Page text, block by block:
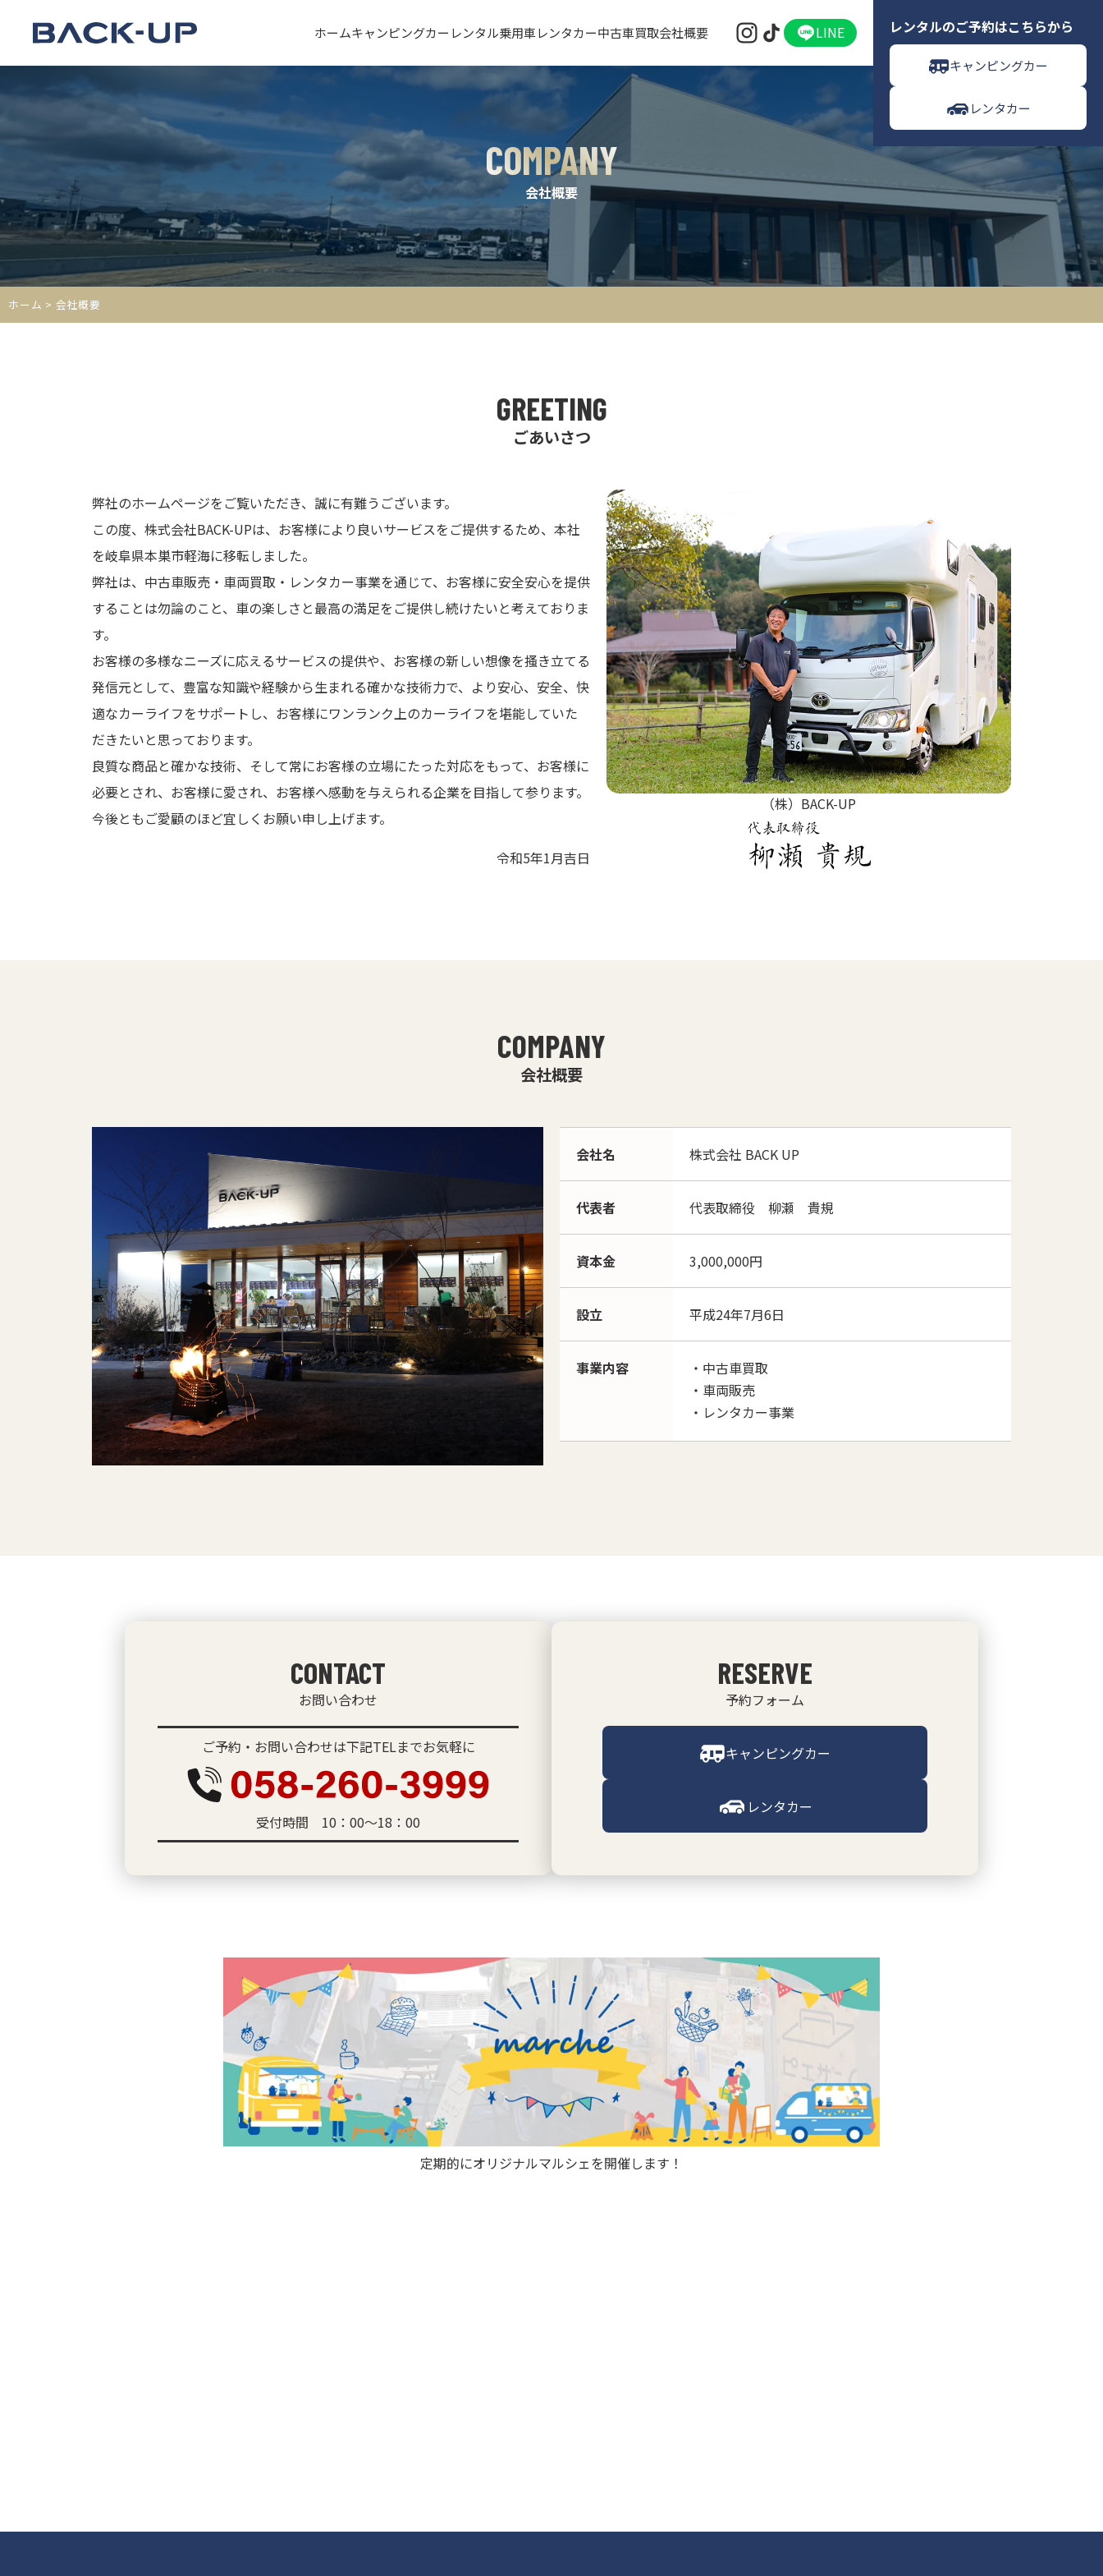
ホームキャンピングカーレンタル乗用車レンタカー中古車買取会社概要 LINE レンタルのご予約はこちらから
キャンピングカー
レンタカー
COMPANY
会社概要
ホーム > 会社概要
GREETING
ごあいさつ
弊社のホームページをご覧いただき、誠に有難うございます。
この度、株式会社BACK-UPは、お客様により良いサービスをご提供するため、本社
を岐阜県本巣市軽海に移転しました。
弊社は、中古車販売・車両買取・レンタカー事業を通じて、お客様に安全安心を提供
することは勿論のこと、車の楽しさと最高の満足をご提供し続けたいと考えておりま
す。
お客様の多様なニーズに応えるサービスの提供や、お客様の新しい想像を搔き立てる
発信元として、豊富な知識や経験から生まれる確かな技術力で、より安心、安全、快
適なカーライフをサポートし、お客様にワンランク上のカーライフを堪能していた
だきたいと思っております。
良質な商品と確かな技術、そして常にお客様の立場にたった対応をもって、お客様に
必要とされ、お客様に愛され、お客様へ感動を与えられる企業を目指して参ります。
今後ともご愛顧のほど宜しくお願い申し上げます。
令和5年1月吉日
（株）BACK-UP
COMPANY
会社概要
会社名 株式会社 BACK UP
代表者 代表取締役 柳瀬 貴規
資本金 3,000,000円
設立 平成24年7月6日
事業内容
・中古車買取
・車両販売
・レンタカー事業
CONTACT
お問い合わせ
ご予約・お問い合わせは下記TELまでお気軽に
受付時間 10：00～18：00
RESERVE
予約フォーム
キャンピングカー
レンタカー
定期的にオリジナルマルシェを開催します！